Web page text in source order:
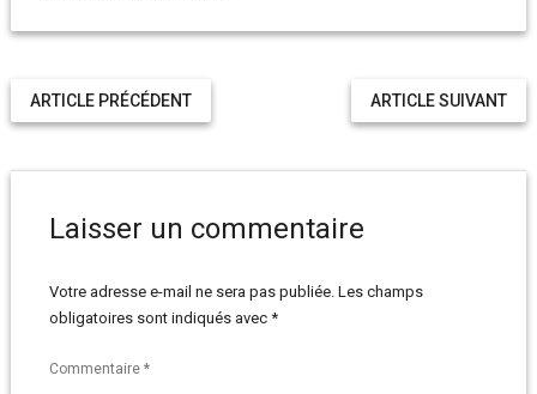
ARTICLE SUIVANT
ARTICLE PRÉCÉDENT
Laisser un commentaire
Votre adresse e-mail ne sera pas publiée. Les champs
obligatoires sont indiqués avec *
Commentaire *